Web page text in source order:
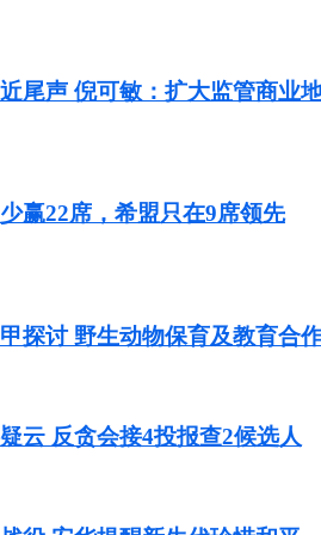
尾声 倪可敏：扩大监管商业
赢22席，希盟只在9席领先
探讨 野生动物保育及教育合
云 反贪会接4投报查2候选人